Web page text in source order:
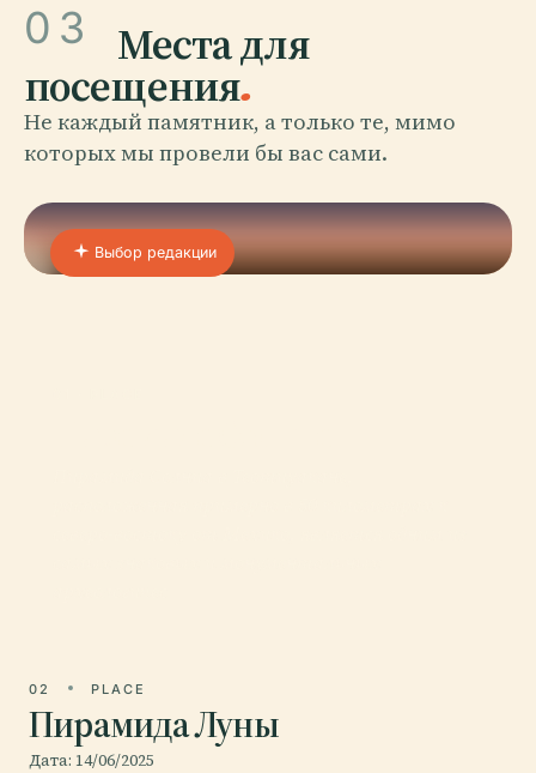
03 Места для
посещения.
Не каждый памятник, а только те, мимо
которых мы провели бы вас сами.
Выбор редакции
02 PLACE
Пирамида Луны
Дата: 14/06/2025